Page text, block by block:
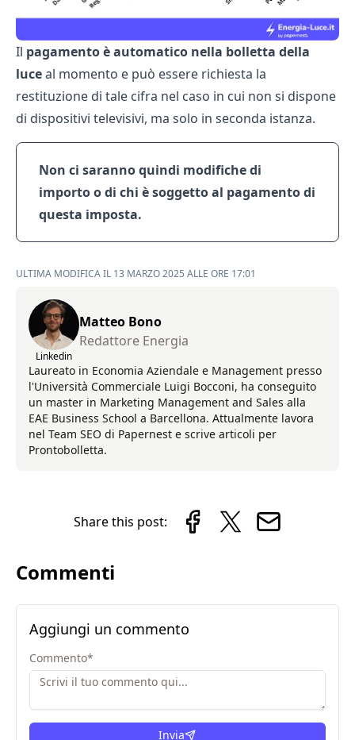
Il pagamento è automatico nella bolletta della
luceal momento e può essere richiesta la
restituzione di tale cifra nel caso in cui non si dispone
di dispositivi televisivi, ma solo in seconda istanza.
Non ci saranno quindi modifiche di
importo o di chi è soggetto al pagamento di
questa imposta.
ULTIMA MODIFICA IL 13 MARZO 2025 ALLE ORE 17:01
Linkedin
Matteo Bono
Redattore Energia
Laureato in Economia Aziendale e Management presso
l'Università Commerciale Luigi Bocconi, ha conseguito
un master in Marketing Management and Sales alla
EAE Business School a Barcellona. Attualmente lavora
nel Team SEO di Papernest e scrive articoli per
Prontobolletta.
Share this post:
Commenti
Aggiungi un commento
Commento*
Invia